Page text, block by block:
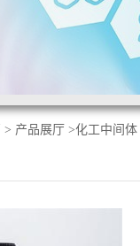
> 产品展厅 >化工中间体